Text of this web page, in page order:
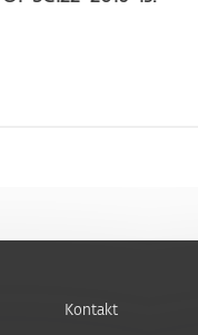
Kontakt